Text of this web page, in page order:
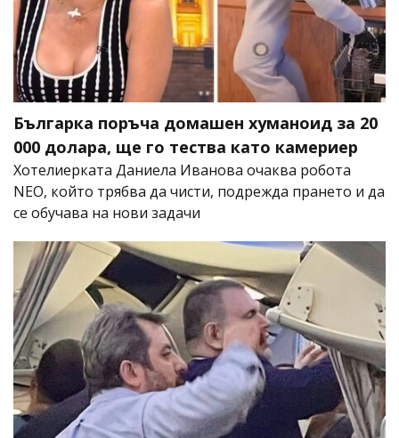
Българка поръча домашен хуманоид за 20
000 долара, ще го тества като камериер
Хотелиерката Даниела Иванова очаква робота
NEO, който трябва да чисти, подрежда прането и да
се обучава на нови задачи